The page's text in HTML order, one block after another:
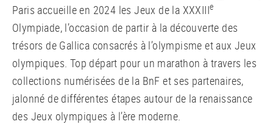
Paris accueille en 2024 les Jeux de la XXXIIIe
Olympiade, l’occasion de partir à la découverte des
trésors de Gallica consacrés à l’olympisme et aux Jeux
olympiques. Top départ pour un marathon à travers les
collections numérisées de la BnF et ses partenaires,
jalonné de différentes étapes autour de la renaissance
des Jeux olympiques à l’ère moderne.